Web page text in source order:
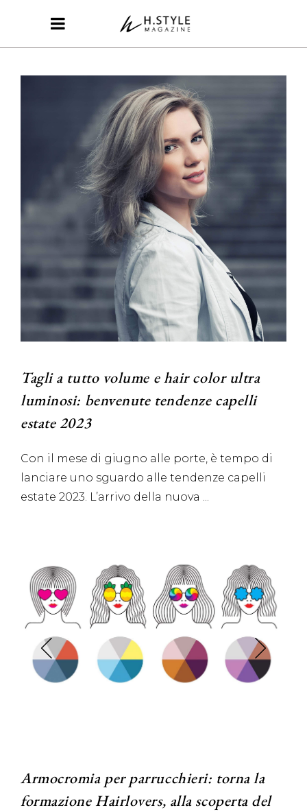
Tagli a tutto volume e hair color ultra
luminosi: benvenute tendenze capelli
estate 2023
Con il mese di giugno alle porte, è tempo di
lanciare uno sguardo alle tendenze capelli
estate 2023. L’arrivo della nuova
Armocromia per parrucchieri: torna la
formazione Hairlovers, alla scoperta del